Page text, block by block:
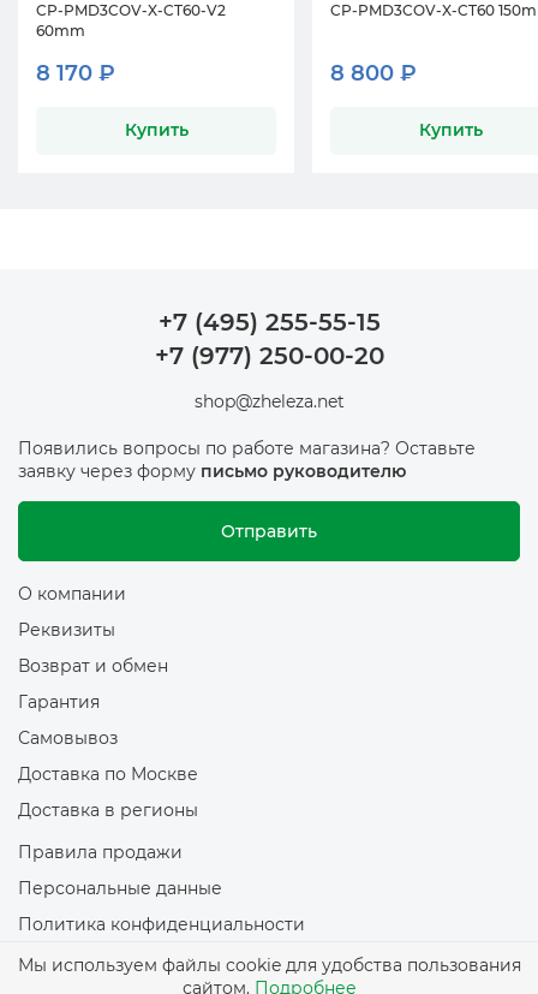
CP-PMD3COV-X-CT60-V2
60mm
8 170 ₽
Купить
CP-PMD3COV-X-CT60
8 800 ₽
Купить
+7 (495) 255-55-15
+7 (977) 250-00-20
shop@zheleza.net
Появились вопросы по работе магазина? Оставьте
заявку через форму письмо руководителю
Отправить
О компании
Реквизиты
Возврат и обмен
Гарантия
Самовывоз
Доставка по Москве
Доставка в регионы
Правила продажи
Персональные данные
Политика конфиденциальности
Политика обработки файлов Cookie
Мы используем файлы cookie для удобства пользования
сайтом. Подробнее